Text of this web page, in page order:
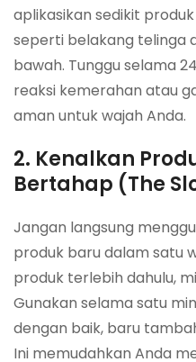
aplikasikan sedikit
seperti belakang telinga
bawah. Tunggu selama
reaksi kemerahan atau
aman untuk wajah Anda.
2. Kenalkan
Bertahap (The
Jangan langsung
produk baru dalam satu
produk terlebih dahulu,
Gunakan selama satu
dengan baik, baru
Ini memudahkan Anda